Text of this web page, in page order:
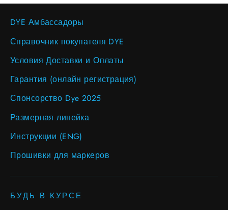
DYE Амбассадоры
Справочник покупателя DYE
Условия Доставки и Оплаты
Гарантия (онлайн регистрация)
Спонсорство Dye 2025
Размерная линейка
Инструкции (ENG)
Прошивки для маркеров
БУДЬ В КУРСЕ